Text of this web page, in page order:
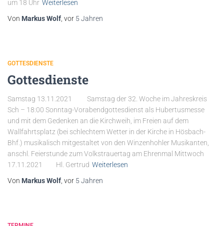
um 18 Uhr Weiterlesen
Von Markus Wolf , vor 5 Jahren
GOTTESDIENSTE
Gottesdienste
Samstag 13.11.2021 Samstag der 32. Woche im Jahreskreis
Sch – 18:00 Sonntag-Vorabendgottesdienst als Hubertusmesse
und mit dem Gedenken an die Kirchweih, im Freien auf dem
Wallfahrtsplatz (bei schlechtem Wetter in der Kirche in Hösbach-
Bhf.) musikalisch mitgestaltet von den Winzenhohler Musikanten,
anschl. Feierstunde zum Volkstrauertag am Ehrenmal Mittwoch
17.11.2021 Hl. Gertrud Weiterlesen
Von Markus Wolf , vor 5 Jahren